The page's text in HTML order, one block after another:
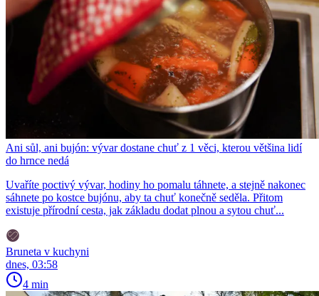
Ani sůl, ani bujón: vývar dostane chuť z 1 věci, kterou většina lidí
do hrnce nedá
Uvaříte poctivý vývar, hodiny ho pomalu táhnete, a stejně nakonec
sáhnete po kostce bujónu, aby ta chuť konečně seděla. Přitom
existuje přírodní cesta, jak základu dodat plnou a sytou chuť...
Bruneta v kuchyni
dnes, 03:58
4 min